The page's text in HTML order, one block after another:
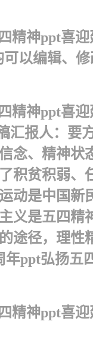
精神ppt喜
以编辑、修
精神ppt喜
报人：要
念、精神
积贫积弱
动是中国
义是五四
途径，理
ppt弘扬
精神ppt喜